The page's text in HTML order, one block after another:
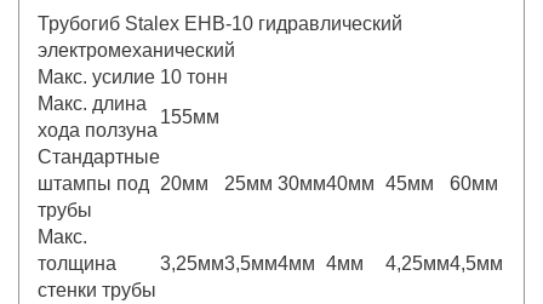
Трубогиб Stalex ЕHB-10 гидравлический
электромеханический
Макс. усилие 10 тонн
Макс. длина
хода ползуна
155мм
Стандартные
штампы под
трубы
20мм 25мм 30мм40мм 45мм 60мм
Макс.
толщина
стенки трубы
3,25мм3,5мм4мм 4мм 4,25мм4,5мм